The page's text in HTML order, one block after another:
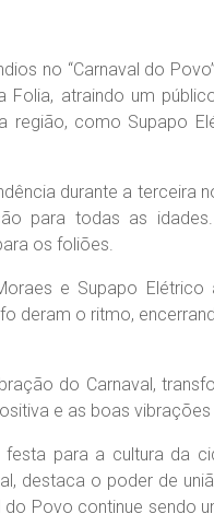
no “Carnaval do
Folia, atraindo um
como Supapo
durante a terceira
para todas as
os foliões.
e Supapo Elétrico
deram o ritmo,
do Carnaval,
e as boas
para a cultura da
destaca o poder de
Povo continue sendo